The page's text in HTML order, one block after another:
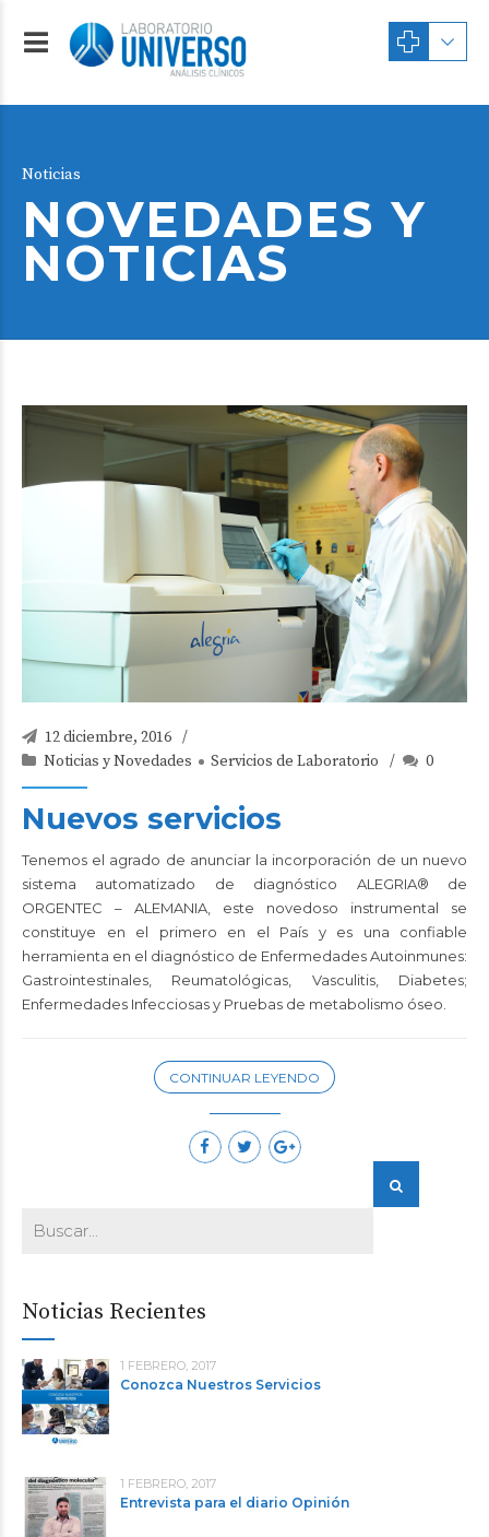
Noticias
NOVEDADES Y
NOTICIAS
12 diciembre, 2016
Noticias y Novedades
Servicios de Laboratorio 0
Nuevos servicios
Tenemos el agrado de anunciar la incorporación de un nuevo
sistema automatizado de diagnóstico ALEGRIA® de
ORGENTEC – ALEMANIA, este novedoso instrumental se
constituye en el primero en el País y es una confiable
herramienta en el diagnóstico de Enfermedades Autoinmunes:
Gastrointestinales, Reumatológicas, Vasculitis, Diabetes;
Enfermedades Infecciosas y Pruebas de metabolismo óseo.
CONTINUAR LEYENDO
Noticias Recientes
1 FEBRERO, 2017
Conozca Nuestros Servicios
1 FEBRERO, 2017
Entrevista para el diario Opinión